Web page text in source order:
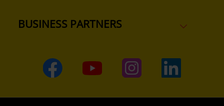
BUSINESS PARTNERS